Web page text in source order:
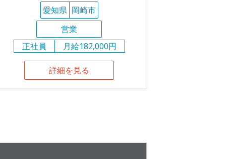
愛知県 岡崎市
営業
正社員
月給182,000円
詳細を見る